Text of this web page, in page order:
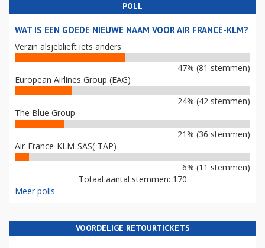
POLL
WAT IS EEN GOEDE NIEUWE NAAM VOOR AIR FRANCE-KLM?
Verzin alsjeblieft iets anders
47% (81 stemmen)
European Airlines Group (EAG)
24% (42 stemmen)
The Blue Group
21% (36 stemmen)
Air-France-KLM-SAS(-TAP)
6% (11 stemmen)
Totaal aantal stemmen: 170
Meer polls
VOORDELIGE RETOURTICKETS